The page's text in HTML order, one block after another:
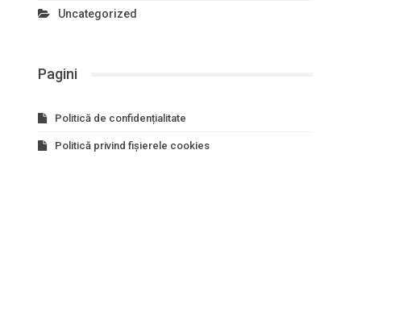
Uncategorized
Pagini
Politică de confidențialitate
Politică privind fișierele cookies